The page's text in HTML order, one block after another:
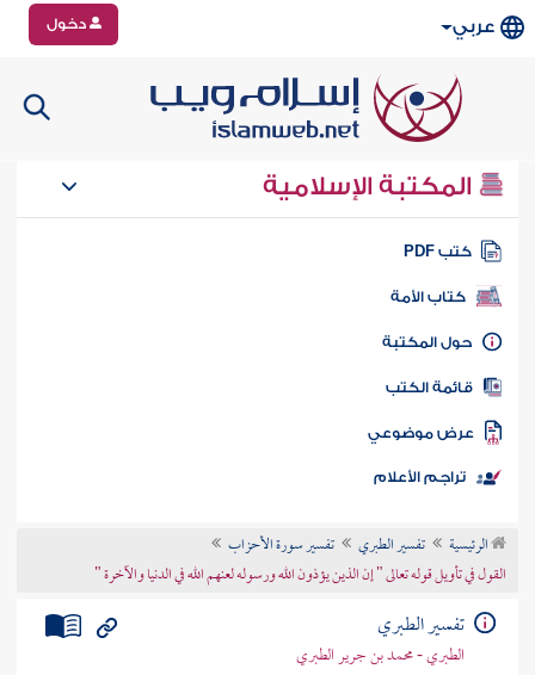
عربي دخول
المكتبة الإسلامية
كتب PDF
كتاب الأمة
المكتبة
الكتب
موضوعي
تراجم الأعلام
الرئيسية تفسير الطبري
تفسير سورة الأحزاب
القول في تأويل قوله تعالى " إن الذين يؤذون الله ورسوله لعنهم الله في الدنيا والآخرة "
تفسير الطبري
الطبري - محمد بن جرير الطبري